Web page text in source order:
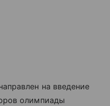
на введение
олимпиады